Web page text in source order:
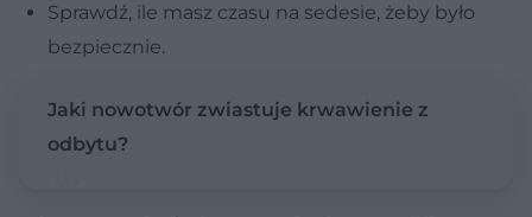
Sprawdź, ile masz czasu na sedesie, żeby było
bezpiecznie.
Jaki nowotwór zwiastuje krwawienie z
odbytu?